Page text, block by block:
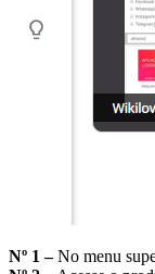
Nº 1 –No menu